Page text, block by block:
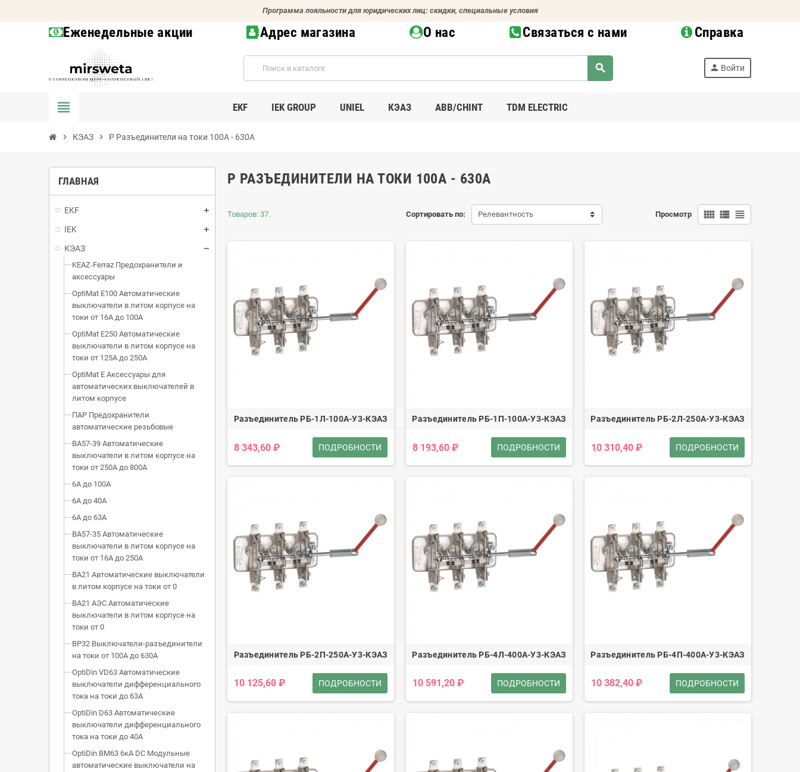
Программа лояльности для юридических лиц: скидки, специальные условия
Еженедельные акции Адрес магазина О нас Связаться с нами Справка
search person Войти
view_headline EKF IEK GROUP UNIEL КЭАЗ ABB/CHINT TDM ELECTRIC
chevron_right КЭАЗ chevron_right Р Разъединители на токи 100А - 630А
ГЛАВНАЯ
EKF
IEK
КЭАЗ
KEAZ-Ferraz Предохранители и
аксессуары
OptiMat E100 Автоматические
выключатели в литом корпусе на
токи от 16А до 100А
OptiMat E250 Автоматические
выключатели в литом корпусе на
токи от 125А до 250А
OptiMat E Аксессуары для
автоматических выключателей в
литом корпусе
ПАР Предохранители
автоматические резьбовые
ВА57-39 Автоматические
выключатели в литом корпусе на
токи от 250А до 800А
6А до 100А
6А до 40А
6А до 63А
ВА57-35 Автоматические
выключатели в литом корпусе на
токи от 16А до 250А
ВА21 Автоматические выключатели
в литом корпусе на токи от 0
ВА21 АЭС Автоматические
выключатели в литом корпусе на
токи от 0
ВР32 Выключатели-разъединители
на токи от 100А до 630А
OptiDin VD63 Автоматические
выключатели дифференциального
тока на токи до 63А
OptiDin D63 Автоматические
выключатели дифференциального
тока на токи до 40А
OptiDin BM63 6кА DC Модульные
автоматические выключатели на
Р РАЗЪЕДИНИТЕЛИ НА ТОКИ 100А - 630А
Сортировать по: Релевантность Просмотр view_comfy view_list view_headline
Товаров: 37.
Разъединитель РБ-1Л-100А-У3-КЭАЗ
8 343,60 ₽ ПОДРОБНОСТИ
Разъединитель РБ-1П-100А-У3-КЭАЗ
8 193,60 ₽ ПОДРОБНОСТИ
Разъединитель РБ-2Л-250А-У3-КЭАЗ
10 310,40 ₽ ПОДРОБНОСТИ
Разъединитель РБ-2П-250А-У3-КЭАЗ
10 125,60 ₽ ПОДРОБНОСТИ
Разъединитель РБ-4Л-400А-У3-КЭАЗ
10 591,20 ₽ ПОДРОБНОСТИ
Разъединитель РБ-4П-400А-У3-КЭАЗ
10 382,40 ₽ ПОДРОБНОСТИ